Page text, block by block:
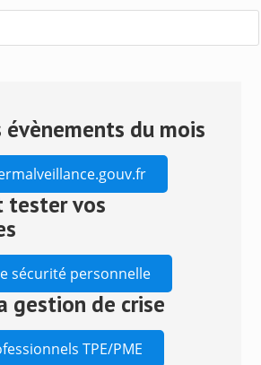
évènements du mois
tester vos
sécurité personnelle
gestion de crise
TPE/PME